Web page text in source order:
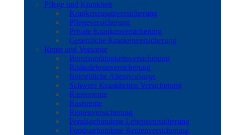
Pflege und Krankheit
Krankenzusatzversicherung
Pflegeversicherung
Private Krankenversicherung
Gesetzliche Krankenversicherung
Rente und Vorsorge
Berufs­unfähigkeitsversicherung
Risikolebensversicherung
Betriebliche Altersvorsorge
Schwere Krankheiten Versicherung
Riesterrente
Basisrente
Rentenversicherung
Fondsgebundene Lebensversicherung
Fondsgebundene Rentenversicherung